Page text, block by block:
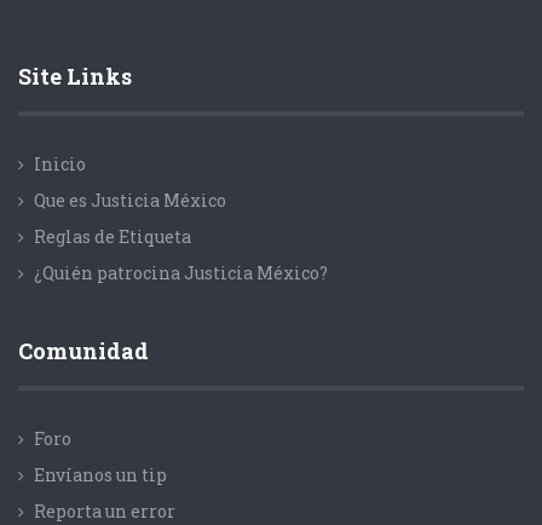
Site Links
Inicio
Que es Justicia México
Reglas de Etiqueta
¿Quién patrocina Justicia México?
Comunidad
Foro
Envíanos un tip
Reporta un error